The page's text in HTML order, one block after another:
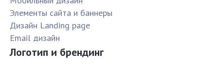
Элементы сайта и баннеры
Дизайн Landing page
Email дизайн
Логотип и брендинг